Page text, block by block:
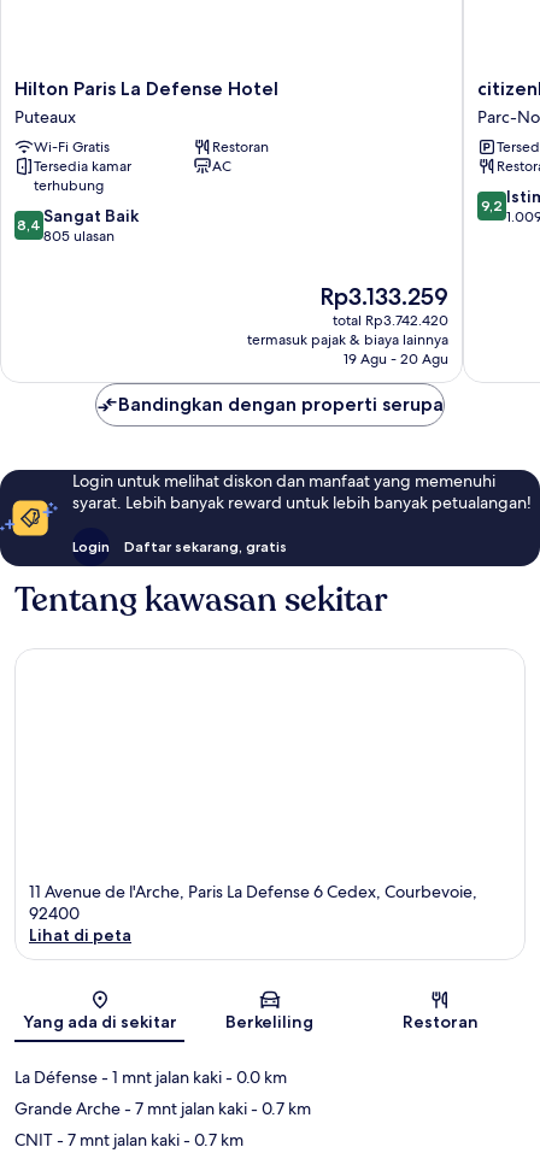
Hilton
Paris
La
Defense
Hotel
Puteaux
Hilton Paris La Defense Hotel
Puteaux
Wi-Fi Gratis
Restoran
Tersedia kamar
terhubung
AC
8.4
dari
8,4 Sangat Baik
805 ulasan
Harga
sekarang
Rp3.133.259
Rp3.133.259
total Rp3.742.420
termasuk pajak & biaya lainnya
19 Agu - 20 Agu
citizenM
Paris
la
Défense
Parc-
Nord
Parc-
9.2
dari
9,2
Bandingkan dengan properti serupa
Login untuk melihat diskon dan manfaat yang memenuhi
syarat. Lebih banyak reward untuk lebih banyak petualangan!
Login Daftar sekarang, gratis
Tentang kawasan sekitar
11 Avenue de l'Arche, Paris La Defense 6 Cedex, Courbevoie,
92400
Lihat di peta
Yang ada di sekitar Berkeliling Restoran
La Défense- 1 mnt jalan kaki- 0.0 km
Grande Arche- 7 mnt jalan kaki- 0.7 km
CNIT- 7 mnt jalan kaki- 0.7 km